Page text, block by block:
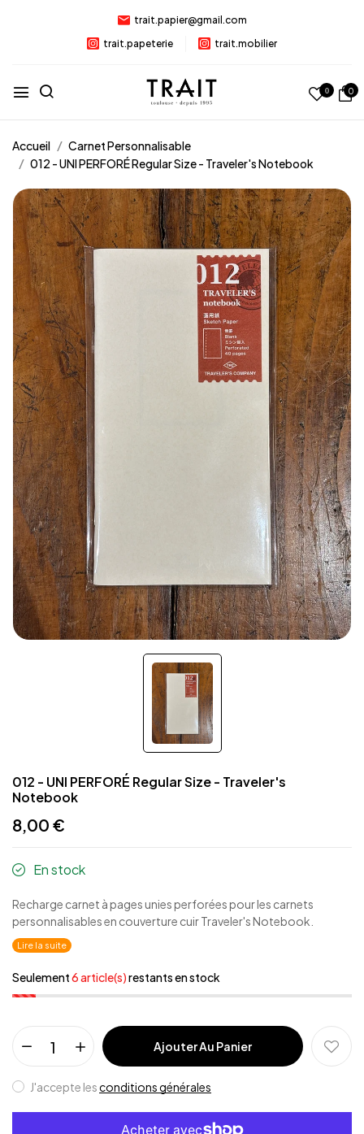
trait.papier@gmail.com
trait.papeterie
trait.mobilier
0 0
Accueil
Carnet Personnalisable
012 - UNI PERFORÉ Regular Size - Traveler's Notebook
012 - UNI PERFORÉ Regular Size - Traveler's
Notebook
8,00 €
En stock
Recharge carnet à pages unies perforées pour les carnets
personnalisables en couverture cuir Traveler's Notebook.
Lire la suite
Seulement6 article(s)restants en stock
Ajouter Au Panier
J'accepte lesconditions générales